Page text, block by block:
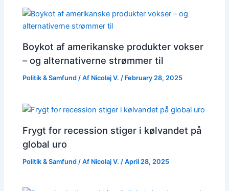
Boykot af amerikanske produkter vokser
– og alternativerne strømmer til
Politik & Samfund / Af Nicolaj V. / February 28, 2025
Frygt for recession stiger i kølvandet på
global uro
Politik & Samfund / Af Nicolaj V./April 28, 2025